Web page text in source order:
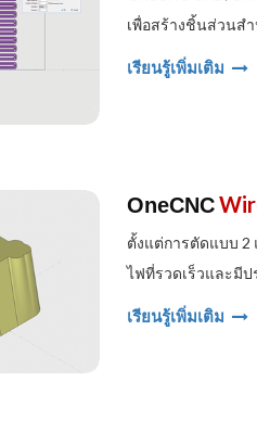
เพื่อสร้างชิ้นส่วนส
เรียนรู้เพิ่มเติม
OneCNC
ตั้งแต่การตัดแบบ 2
ไฟที่รวดเร็วและมี
เรียนรู้เพิ่มเติม